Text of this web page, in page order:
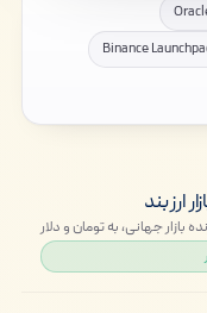
Binance
ارز بند
بازار جهانی، به تومان و دلار